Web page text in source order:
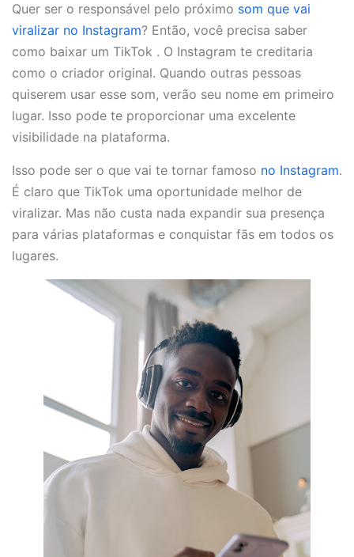
Quer ser o responsável pelo próximo som que vai
viralizar no Instagram? Então, você precisa saber
como baixar um TikTok . O Instagram te creditaria
como o criador original. Quando outras pessoas
quiserem usar esse som, verão seu nome em primeiro
lugar. Isso pode te proporcionar uma excelente
visibilidade na plataforma.
Isso pode ser o que vai te tornar famoso no Instagram.
É claro que TikTok uma oportunidade melhor de
viralizar. Mas não custa nada expandir sua presença
para várias plataformas e conquistar fãs em todos os
lugares.